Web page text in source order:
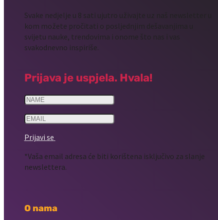
Svake nedjelje u 8 sati ujutro uživajte uz naš newsletter u
kom možete pročitati o posljednjim dešavanjima u
svijetu nauke, trendovima i onome što nas i vas
svakodnevno inspiriše.
Prijava je uspjela. Hvala!
Prijavi se
*Vaša email adresa će biti korištena isključivo za slanje
newslettera.
O nama